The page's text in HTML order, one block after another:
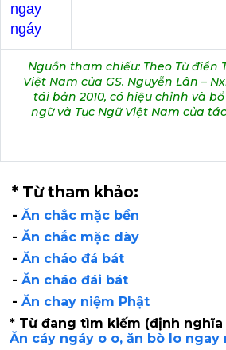
ngay
ngáy
Nguồn tham chiếu: Theo Từ điển
Việt Nam của GS. Nguyễn Lân –
tái bản 2010, có hiệu chỉnh và
ngữ và Tục Ngữ Việt Nam của
* Từ tham khảo:
- Ăn chắc mặc bền
- Ăn chắc mặc dày
- Ăn cháo đá bát
- Ăn cháo đái bát
- Ăn chay niệm Phật
* Từ đang tìm kiếm (định
Ăn cáy ngáy o o, ăn bò lo ngay